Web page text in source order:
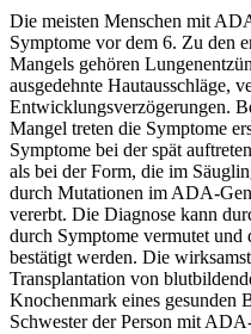
Die meisten Menschen mit
Symptome vor dem 6. Zu den
Mangels gehören
ausgedehnte Hautausschläge,
Entwicklungsverzögerungen.
Mangel treten die Symptome
Symptome bei der spät
als bei der Form, die im
durch Mutationen im ADA-
vererbt. Die Diagnose kann
durch Symptome vermutet und
bestätigt werden. Die
Transplantation von
Knochenmark eines gesunden
Schwester der Person mit